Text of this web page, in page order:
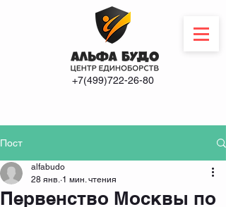
+7(499)722-26-80
Пост
Первенство Москвы по
alfabudo
28 янв. 1 мин. чтения